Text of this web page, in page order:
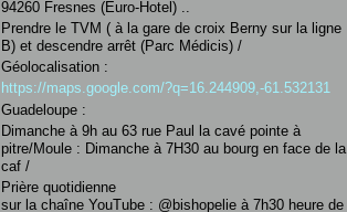
94260 Fresnes (Euro-Hotel) ..
Prendre le TVM ( à la gare de croix Berny sur la ligne
B) et descendre arrêt (Parc Médicis) /
Géolocalisation :
https://maps.google.com/?q=16.244909,-61.532131
Guadeloupe :
Dimanche à 9h au 63 rue Paul la cavé pointe à
pitre/Moule : Dimanche à 7H30 au bourg en face de la
caf /
Prière quotidienne
sur la chaîne YouTube : @bishopelie à 7h30 heure de